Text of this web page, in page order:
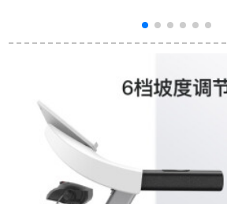
ランニグマチン家庭
リンカーラスコープ
WIFI多機能【スーパ
ーマーケット】
ンニンニンニンの家
庭用静音は折り畳で
ンニグマンのダイエ
ット運動のフートリ